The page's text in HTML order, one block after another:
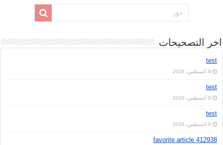
اخر التصحيحات
test
8 أغسطس، 2026
test
8 أغسطس، 2026
test
8 أغسطس، 2026
favorite article 412938